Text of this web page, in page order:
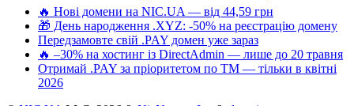
🔥 Нові домени на NIC.UA — від 44,59 грн
🎁 День народження .XYZ: -50% на реєстрацію домену
Передзамовте свій .PAY домен уже зараз
🔥 –30% на хостинг із DirectAdmin — лише до 20 травня
Отримай .PAY за пріоритетом по ТМ — тільки в квітні
2026